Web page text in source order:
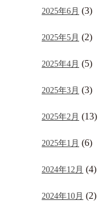
2025年6月 (3)
2025年5月 (2)
2025年4月 (5)
2025年3月 (3)
2025年2月 (13)
2025年1月 (6)
2024年12月 (4)
2024年10月 (2)